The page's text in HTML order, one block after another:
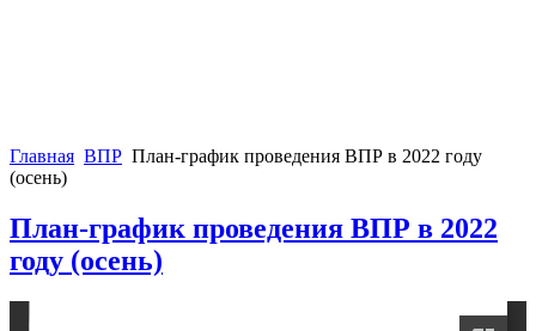
Главная ВПР План-график проведения ВПР в 2022 году
(осень)
План-график проведения ВПР в 2022
году (осень)